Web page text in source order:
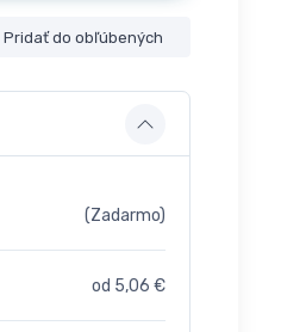
Pridať do obľúbených
(Zadarmo)
od 5,06 €